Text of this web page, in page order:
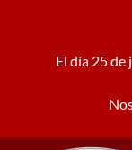
El día 25